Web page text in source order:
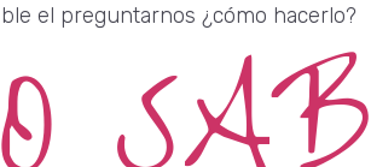
el preguntarnos ¿cómo hacerlo?